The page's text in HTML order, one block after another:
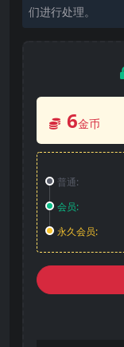
们进行处理。
6金币
普通:
会员:
永久会员: